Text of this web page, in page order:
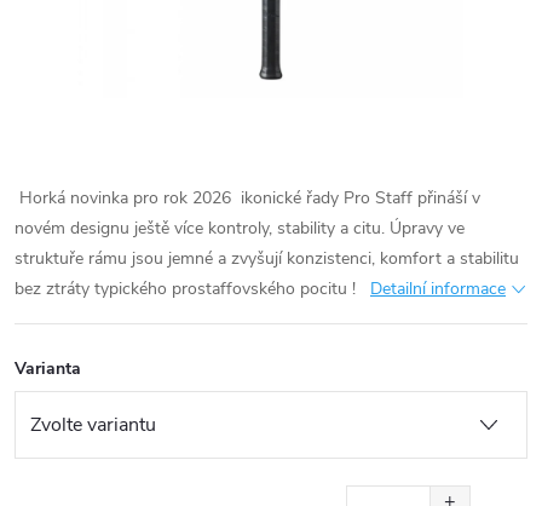
Horká novinka pro rok 2026 ikonické řady Pro Staff přináší v
novém designu ještě více kontroly, stability a citu. Úpravy ve
struktuře rámu jsou jemné a zvyšují konzistenci, komfort a stabilitu
bez ztráty typického prostaffovského pocitu !
Detailní informace
Varianta